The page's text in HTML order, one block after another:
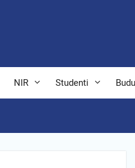
NIR Studenti